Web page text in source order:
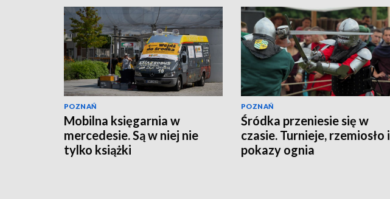
POZNAŃ
Mobilna księgarnia w
mercedesie. Są w niej nie
tylko książki
POZNAŃ
Śródka przeniesie się w
czasie. Turnieje, rzemiosło i
pokazy ognia